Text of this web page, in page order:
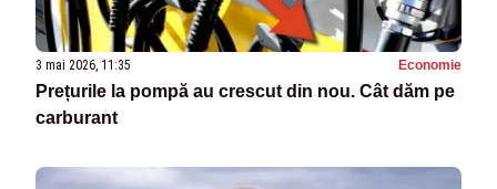
3 mai 2026, 11:35 Economie
Prețurile la pompă au crescut din nou. Cât dăm pe
carburant